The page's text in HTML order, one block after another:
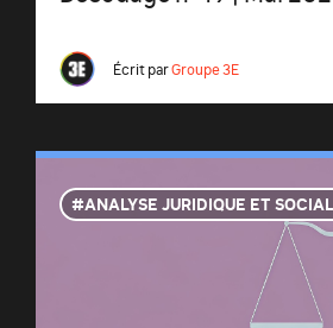
Écrit parGroupe 3E
ANALYSE JURIDIQUE ET